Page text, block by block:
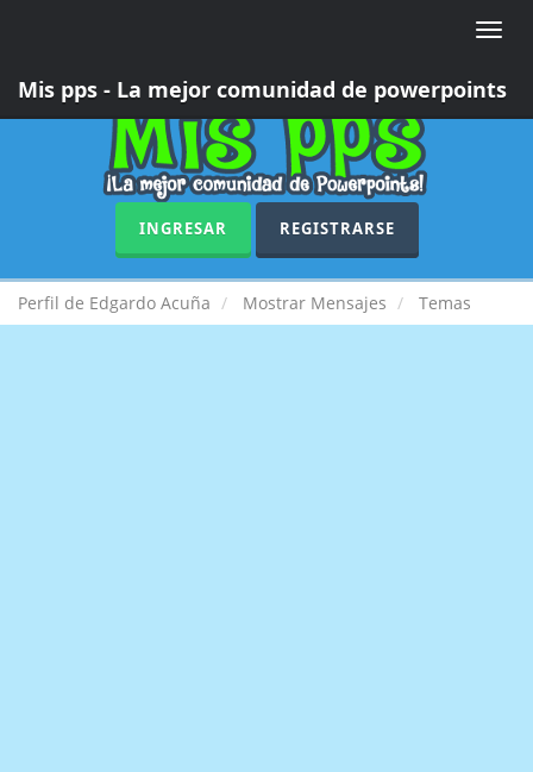
Toggle
Mis pps - La mejor comunidad de powerpoints
INGRESAR REGISTRARSE
Perfil de Edgardo Acuña Mostrar Mensajes Temas